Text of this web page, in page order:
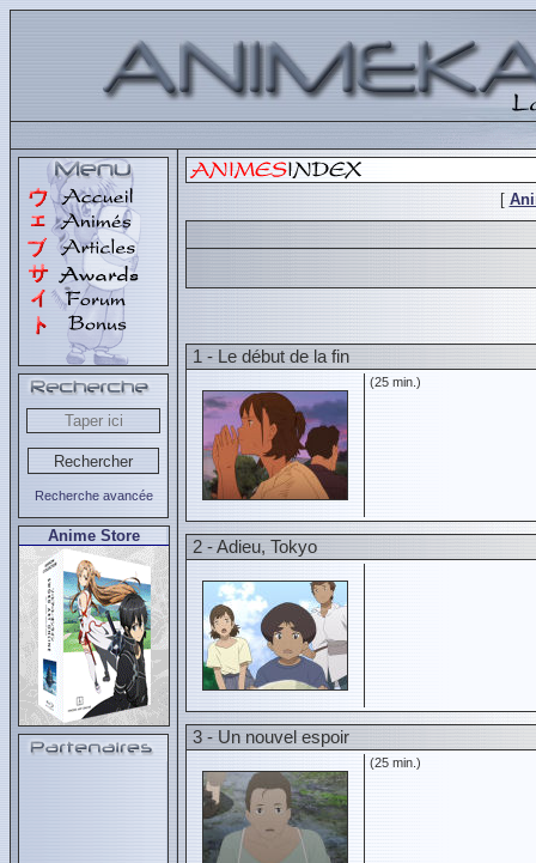
Recherche avancée
Anime Store
[
1 - Le début de la fin
(25 min.)
2 - Adieu, Tokyo
3 - Un nouvel espoir
(25 min.)